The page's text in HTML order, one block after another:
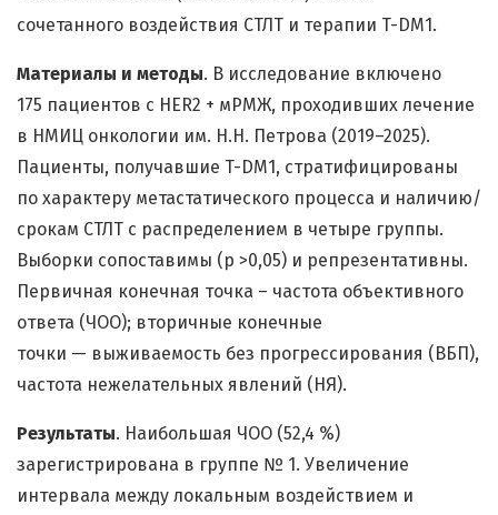
сочетанного воздействия СТЛТ и терапии T-DM1.
Материалы и методы. В исследование включено
175 пациентов с HER2 + мРМЖ, проходивших лечение
в НМИЦ онкологии им. Н.Н. Петрова (2019–2025).
Пациенты, получавшие T-DM1, стратифицированы
по характеру метастатического процесса и наличию/
срокам СТЛТ с распределением в четыре группы.
Выборки сопоставимы (p >0,05) и репрезентативны.
Первичная конечная точка – частота объективного
ответа (ЧОО); вторичные конечные
точки — выживаемость без прогрессирования (ВБП),
частота нежелательных явлений (НЯ).
Результаты. Наибольшая ЧОО (52,4 %)
зарегистрирована в группе № 1. Увеличение
интервала между локальным воздействием и